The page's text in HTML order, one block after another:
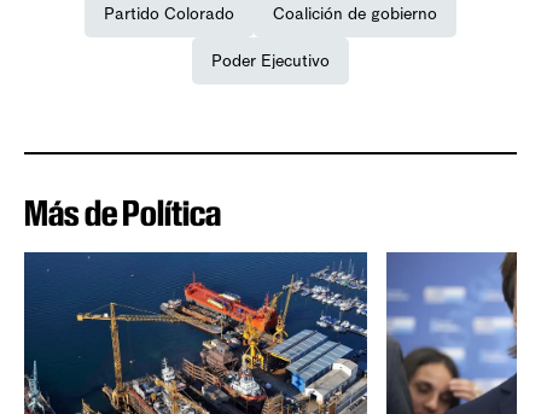
Partido Colorado Coalición de gobierno
Poder Ejecutivo
Más de Política